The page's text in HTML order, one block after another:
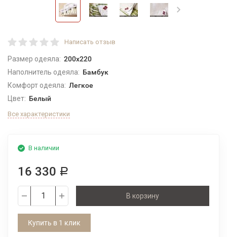
Написать отзыв
Размер одеяла: 200x220
Наполнитель одеяла: Бамбук
Комфорт одеяла: Легкое
Цвет: Белый
Все характеристики
В наличии
16 330 Р
В корзину
Купить в 1 клик